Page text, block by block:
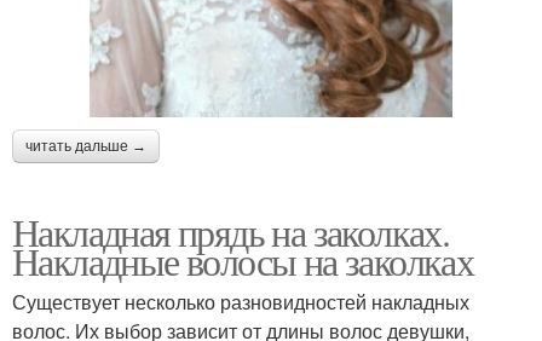
читать дальше →
Накладная прядь на заколках.
Накладные волосы на заколках
Существует несколько разновидностей накладных
волос. Их выбор зависит от длины волос девушки,